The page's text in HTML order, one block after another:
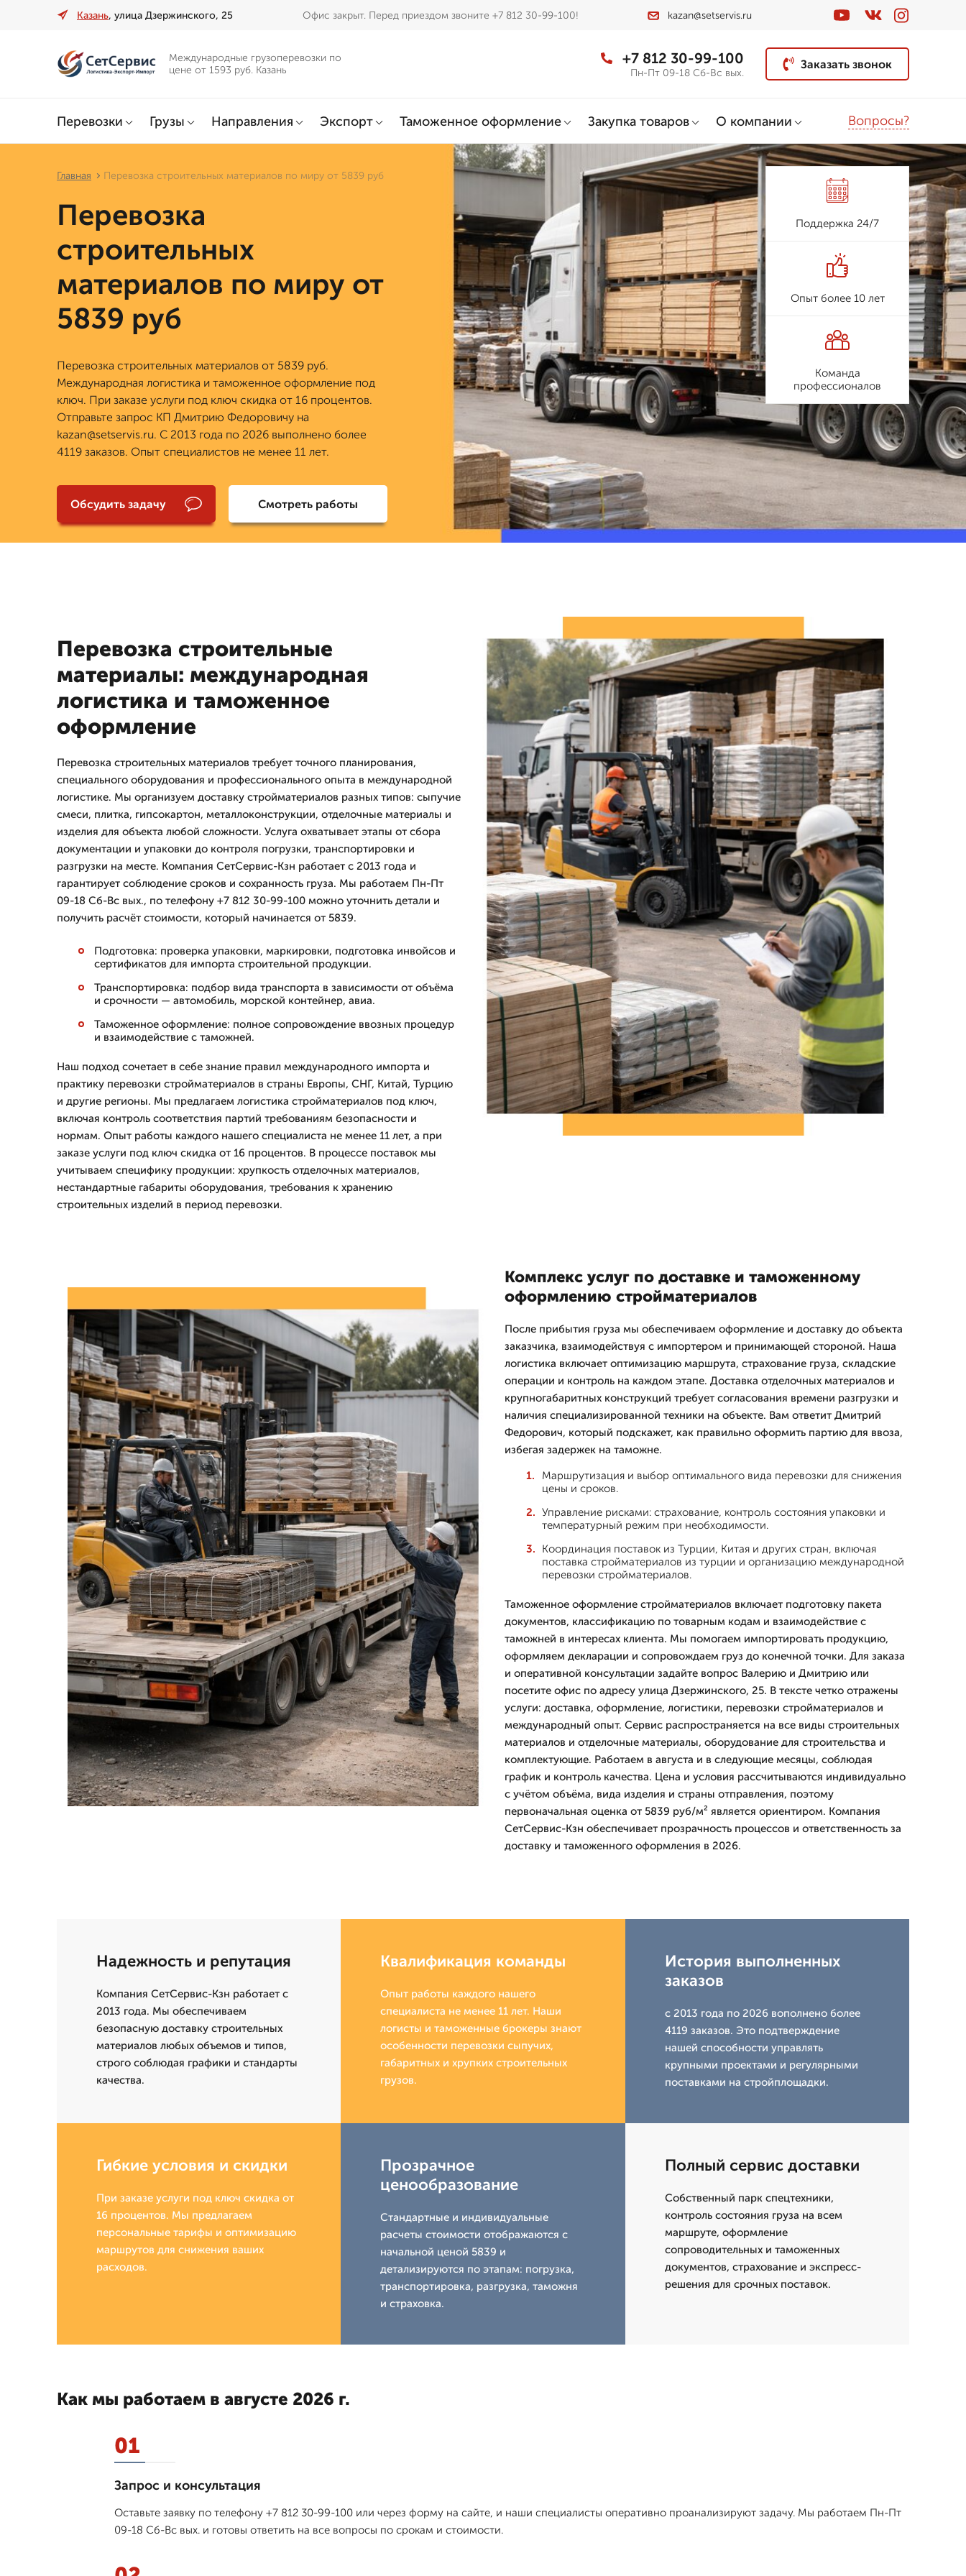
Казань, улица Дзержинского, 25 Офис закрыт. Перед приездом звоните +7 812 30-99-100! kazan@setservis.ru
Международные грузоперевозки по
цене от 1593 руб. Казань
+7 812 30-99-100
Пн-Пт 09-18 Сб-Вс вых.
Заказать звонок
Перевозки Грузы Направления Экспорт Таможенное оформление Закупка товаров О компании Вопросы?
Главная Перевозка строительных материалов по миру от 5839 руб
Перевозка
строительных
материалов по миру от
5839 руб
Перевозка строительных материалов от 5839 руб.
Международная логистика и таможенное оформление под
ключ. При заказе услуги под ключ скидка от 16 процентов.
Отправьте запрос КП Дмитрию Федоровичу на
kazan@setservis.ru. С 2013 года по 2026 выполнено более
4119 заказов. Опыт специалистов не менее 11 лет.
Обсудить задачу Смотреть работы
Поддержка 24/7
Опыт более 10 лет
Команда
профессионалов
Перевозка строительные
материалы: международная
логистика и таможенное
оформление
Перевозка строительных материалов требует точного планирования,
специального оборудования и профессионального опыта в международной
логистике. Мы организуем доставку стройматериалов разных типов: сыпучие
смеси, плитка, гипсокартон, металлоконструкции, отделочные материалы и
изделия для объекта любой сложности. Услуга охватывает этапы от сбора
документации и упаковки до контроля погрузки, транспортировки и
разгрузки на месте. Компания СетСервис-Кзн работает с 2013 года и
гарантирует соблюдение сроков и сохранность груза. Мы работаем Пн-Пт
09-18 Сб-Вс вых., по телефону +7 812 30-99-100 можно уточнить детали и
получить расчёт стоимости, который начинается от 5839.
Подготовка: проверка упаковки, маркировки, подготовка инвойсов и
сертификатов для импорта строительной продукции.
Транспортировка: подбор вида транспорта в зависимости от объёма
и срочности — автомобиль, морской контейнер, авиа.
Таможенное оформление: полное сопровождение ввозных процедур
и взаимодействие с таможней.
Наш подход сочетает в себе знание правил международного импорта и
практику перевозки стройматериалов в страны Европы, СНГ, Китай, Турцию
и другие регионы. Мы предлагаем логистика стройматериалов под ключ,
включая контроль соответствия партий требованиям безопасности и
нормам. Опыт работы каждого нашего специалиста не менее 11 лет, а при
заказе услуги под ключ скидка от 16 процентов. В процессе поставок мы
учитываем специфику продукции: хрупкость отделочных материалов,
нестандартные габариты оборудования, требования к хранению
строительных изделий в период перевозки.
Комплекс услуг по доставке и таможенному
оформлению стройматериалов
После прибытия груза мы обеспечиваем оформление и доставку до объекта
заказчика, взаимодействуя с импортером и принимающей стороной. Наша
логистика включает оптимизацию маршрута, страхование груза, складские
операции и контроль на каждом этапе. Доставка отделочных материалов и
крупногабаритных конструкций требует согласования времени разгрузки и
наличия специализированной техники на объекте. Вам ответит Дмитpий
Федорович, который подскажет, как правильно оформить партию для ввоза,
избегая задержек на таможне.
Маршрутизация и выбор оптимального вида перевозки для снижения
цены и сроков.
Управление рисками: страхование, контроль состояния упаковки и
температурный режим при необходимости.
Координация поставок из Турции, Китая и других стран, включая
поставка стройматериалов из турции и организацию международной
перевозки стройматериалов.
Таможенное оформление стройматериалов включает подготовку пакета
документов, классификацию по товарным кодам и взаимодействие с
таможней в интересах клиента. Мы помогаем импортировать продукцию,
оформляем декларации и сопровождаем груз до конечной точки. Для заказа
и оперативной консультации задайте вопрос Валерию и Дмитрию или
посетите офис по адресу улица Дзержинского, 25. В тексте четко отражены
услуги: доставка, оформление, логистики, перевозки стройматериалов и
международный опыт. Сервис распространяется на все виды строительных
материалов и отделочные материалы, оборудование для строительства и
комплектующие. Работаем в августа и в следующие месяцы, соблюдая
график и контроль качества. Цена и условия рассчитываются индивидуально
с учётом объёма, вида изделия и страны отправления, поэтому
первоначальная оценка от 5839 руб/м² является ориентиром. Компания
СетСервис-Кзн обеспечивает прозрачность процессов и ответственность за
доставку и таможенного оформления в 2026.
Надежность и репутация
Компания СетСервис-Кзн работает с
2013 года. Мы обеспечиваем
безопасную доставку строительных
материалов любых объемов и типов,
строго соблюдая графики и стандарты
качества.
Квалификация команды
Опыт работы каждого нашего
специалиста не менее 11 лет. Наши
логисты и таможенные брокеры знают
особенности перевозки сыпучих,
габаритных и хрупких строительных
грузов.
История выполненных
заказов
с 2013 года по 2026 вополнено более
4119 заказов. Это подтверждение
нашей способности управлять
крупными проектами и регулярными
поставками на стройплощадки.
Гибкие условия и скидки
При заказе услуги под ключ скидка от
16 процентов. Мы предлагаем
персональные тарифы и оптимизацию
маршрутов для снижения ваших
расходов.
Прозрачное
ценообразование
Стандартные и индивидуальные
расчеты стоимости отображаются с
начальной ценой 5839 и
детализируются по этапам: погрузка,
транспортировка, разгрузка, таможня
и страховка.
Полный сервис доставки
Собственный парк спецтехники,
контроль состояния груза на всем
маршруте, оформление
сопроводительных и таможенных
документов, страхование и экспресс-
решения для срочных поставок.
Как мы работаем в августе 2026 г.
01
Запрос и консультация
Оставьте заявку по телефону +7 812 30-99-100 или через форму на сайте, и наши специалисты оперативно проанализируют задачу. Мы работаем Пн-Пт
09-18 Сб-Вс вых. и готовы ответить на все вопросы по срокам и стоимости.